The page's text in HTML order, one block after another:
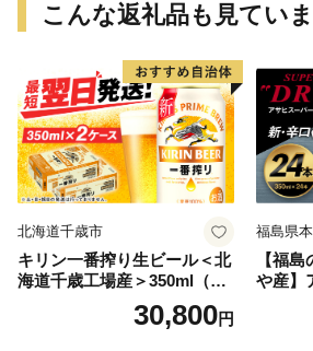
こんな返礼品も見てい
北海道千歳市
キリン一番搾り生ビール＜北
海道千歳工場産＞350ml（24
30,800円
福島県
【福
や産】
ス ア